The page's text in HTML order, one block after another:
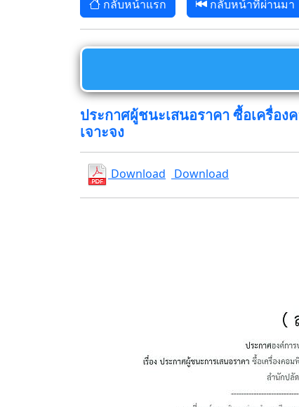
กลับหน้าแรก กลับหน้าที่ผ่านมา
ประกาศผู้ชนะเสนอราคา ซื้อเครื่อง
เจาะจง
Download Download